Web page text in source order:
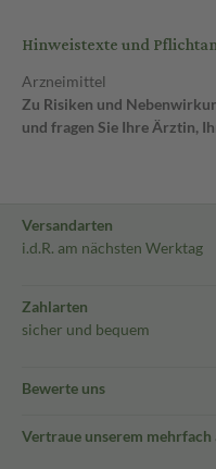
Hinweistexte und
Arzneimittel
Zu Risiken und
und fragen Sie Ihre Ärztin,
Versandarten
i.d.R. am nächsten Werktag
Zahlarten
sicher und bequem
Bewerte uns
Vertraue unserem mehrfach